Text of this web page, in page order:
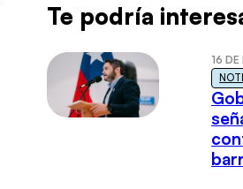
Te podría
16